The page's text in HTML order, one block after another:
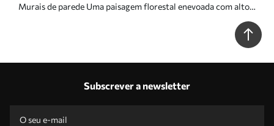
Murais de parede Uma paisagem florestal enevoada com altos
Subscrever a newsletter